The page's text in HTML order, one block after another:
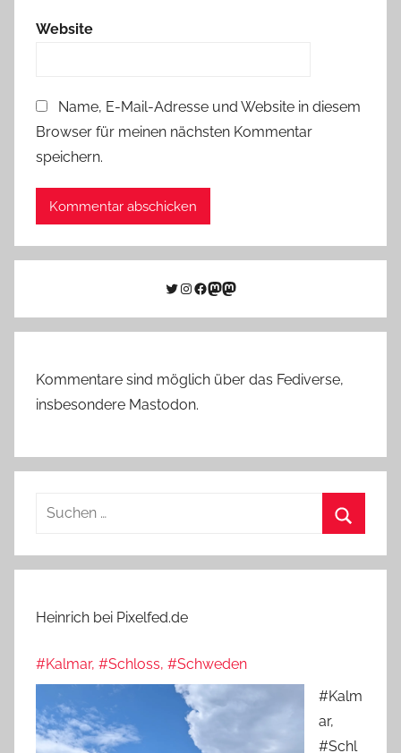
Website
Name, E-Mail-Adresse und Website in diesem
Browser für meinen nächsten Kommentar
speichern.
Twitter
Instagram
Facebook
Link zu Mastodon
Mastodon
Kommentare sind möglich über das Fediverse,
insbesondere Mastodon.
Suchen
Heinrich bei Pixelfed.de
#Kalmar, #Schloss, #Schweden
#Kalm
ar,
#Schl